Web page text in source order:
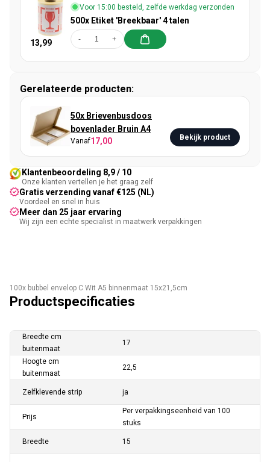
13,99
Voor 15:00 besteld, zelfde werkdag verzonden
500x Etiket 'Breekbaar' 4 talen
- +
Gerelateerde producten:
50x Brievenbusdoos
bovenlader Bruin A4
Vanaf17,00 Bekijk product
Klantenbeoordeling 8,9 / 10
Onze klanten vertellen je het graag zelf
Gratis verzending vanaf €125 (NL)
Voordeel en snel in huis
Meer dan 25 jaar ervaring
Wij zijn een echte specialist in maatwerk verpakkingen
100x bubbel envelop C Wit A5 binnenmaat 15x21,5cm
Productspecificaties
Breedte cm
buitenmaat
17
Hoogte cm
buitenmaat
22,5
Zelfklevende strip ja
Prijs
Per verpakkingseenheid van 100
stuks
Breedte 15